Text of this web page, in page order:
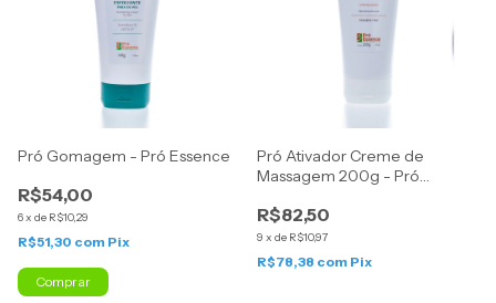
Pró Gomagem - Pró Essence
R$54,00
6x de R$10,29
R$51,30 com Pix
Comprar
Pró Ativador Creme de
Massagem 200g - Pró
R$82,50
9 x de R$10,97
R$78,38 com Pix